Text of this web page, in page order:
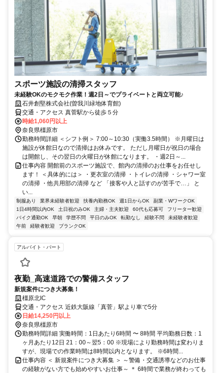
スポーツ施設の清掃スタッフ
未経験OKのモクモク作業！週2日～でプライベートと両立可能♪
石井創堅株式会社(曽我川緑地体育館)
交通・アクセス 真菅駅から徒歩５分
時給1,060円以上
奈良県橿原市
勤務時間詳細 ＜シフト例＞ 7:00～10:30（実働3.5時間） ※月曜日は
施設が休館日なので清掃はお休みです。 ただし月曜日が祝日の場合
は開館し、その翌日の火曜日が休館になります。 ・週2日～...
仕事内容 開館前のスポーツ施設で、館内の清掃のお仕事をお任せし
ます！ ＜具体的には＞ ・更衣室の清掃 ・トイレの清掃 ・シャワー室
の清掃 ・他共用部の清掃 など 「接客や人と話すのが苦手で…」 と
い...
制服あり 業界未経験者歓迎 扶養内勤務OK 週1日からOK
副業・WワークOK
1日4時間以内OK
土日祝のみOK 主婦・主夫歓迎 60代も応募可
フリーター歓迎
バイク通勤OK
早朝 学歴不問 平日のみOK 転勤なし 経験不問
未経験者歓迎
午前
経験者歓迎 ブランクOK
アルバイト・パート
夜勤_高速道路での警備スタッフ
新規案件につき大募集！
橿原北IC
交通・アクセス 近鉄大阪線「真菅」駅より車で5分
日給14,250円以上
奈良県橿原市
勤務時間詳細 実働時間：1日あたり6時間 〜 8時間 平均勤務日数：1
ヶ月あたり12日 21：00～翌5：00 ※現場により勤務時間は変わりま
すが、現場での作業時間は8時間以内となります。 ※6時間...
仕事内容 ＜ 新規案件につき大募集 ＞ ～警備・交通誘導などのお仕事
の経験がない方でも始めやすいお仕事～ ＊ 6時間で業務が終わっても